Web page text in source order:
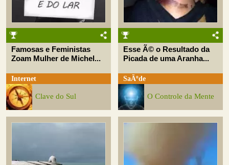
Famosas e Feministas
Zoam Mulher de Michel...
Internet
Clave do Sul
Esse Ã© o Resultado da
Picada de uma Aranha...
SaÃºde
O Controle da Mente